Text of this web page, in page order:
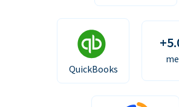
QuickBooks